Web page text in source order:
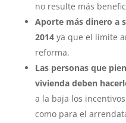
no resulte más
Aporte más dinero a
2014ya que el límite
reforma.
Las personas que
vivienda deben
a la baja los
como para el